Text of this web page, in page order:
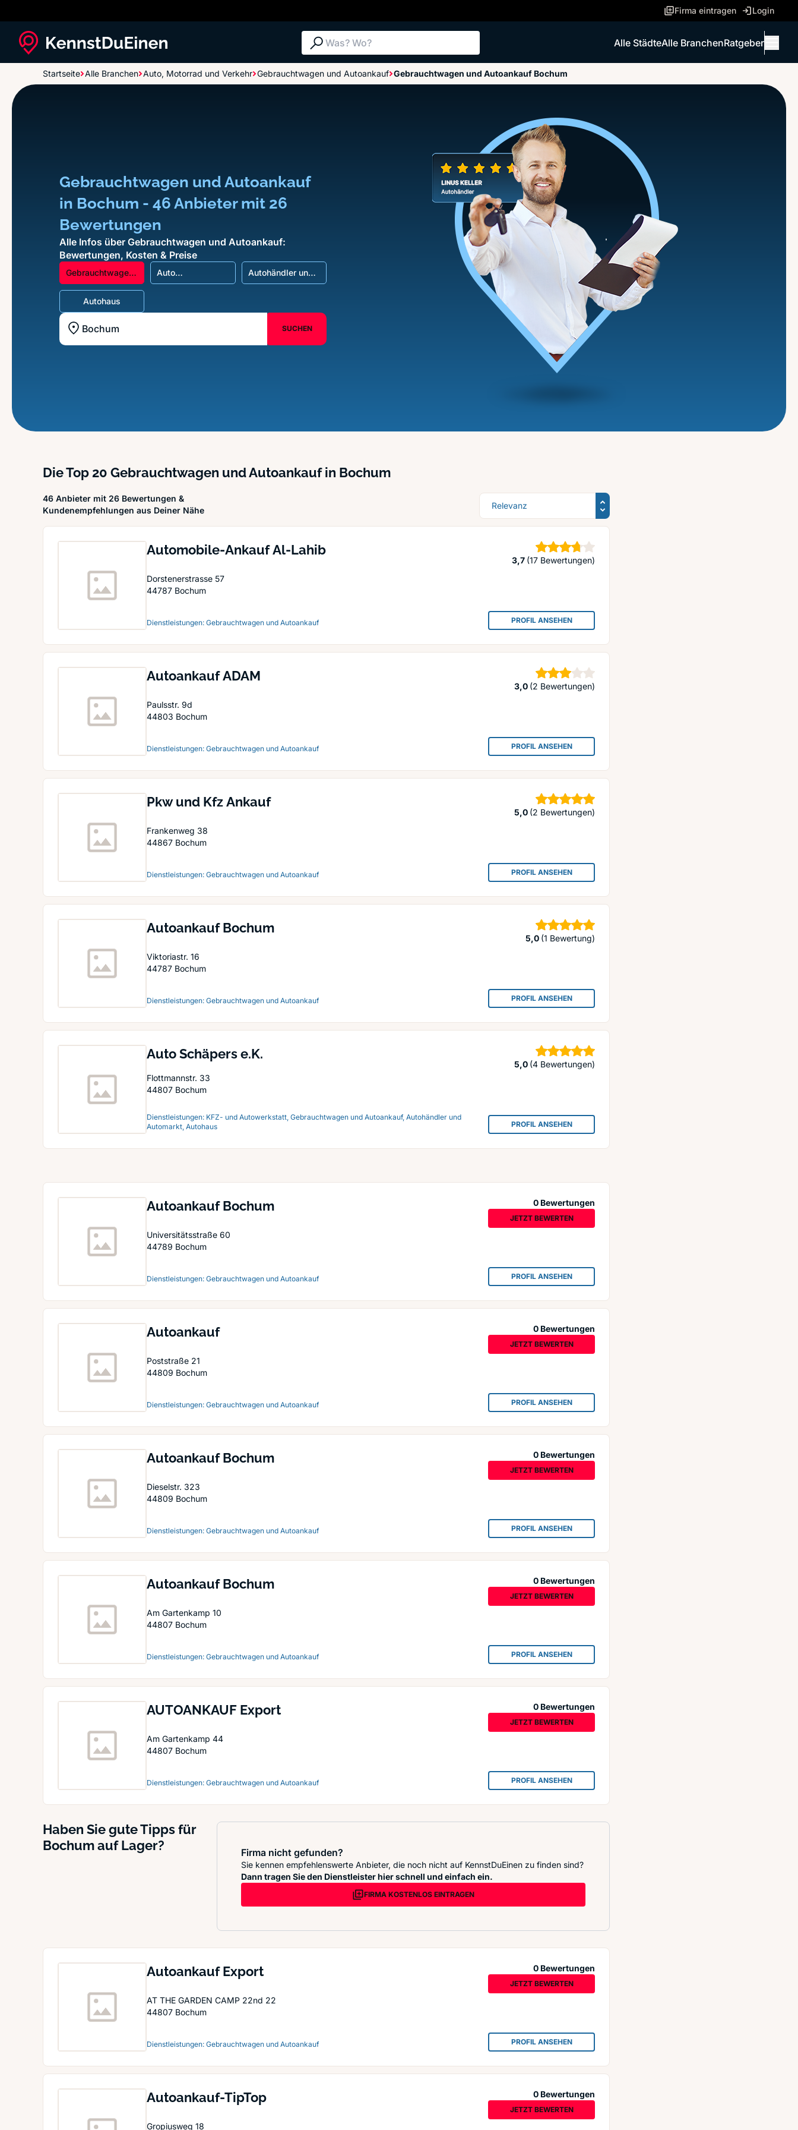
Firma eintragen Login
Suche: Was? Wo?
Alle StädteAlle BranchenRatgeber
Startseite Alle Branchen Auto, Motorrad und Verkehr Gebrauchtwagen und Autoankauf Gebrauchtwagen und Autoankauf Bochum
Gebrauchtwagen und Autoankauf
in Bochum - 46 Anbieter mit 26
Bewertungen
Alle Infos über Gebrauchtwagen und Autoankauf:
Bewertungen, Kosten & Preise
Gebrauchtwagen
und Autoankauf
Auto
Pfandleihhaus
Autohändler und
Automarkt
Autohaus
Standort z.B. Frankfurt am Main
SUCHEN
Die Top 20 Gebrauchtwagen und Autoankauf in Bochum
46 Anbieter mit 26 Bewertungen &
Kundenempfehlungen aus Deiner Nähe
Sortierung
Automobile-Ankauf Al-Lahib
Dorstenerstrasse 57
44787 Bochum
Dienstleistungen: Gebrauchtwagen und Autoankauf
3,7 Sterne
(17 Bewertungen)
PROFIL ANSEHEN: AUTOMOBILE-ANKAUF AL-LAHIB
Autoankauf ADAM
Paulsstr. 9d
44803 Bochum
Dienstleistungen: Gebrauchtwagen und Autoankauf
3,0 Sterne
(2 Bewertungen)
PROFIL ANSEHEN: AUTOANKAUF ADAM
Pkw und Kfz Ankauf
Frankenweg 38
44867 Bochum
Dienstleistungen: Gebrauchtwagen und Autoankauf
5,0 Sterne
(2 Bewertungen)
PROFIL ANSEHEN: PKW UND KFZ ANKAUF
Autoankauf Bochum
Viktoriastr. 16
44787 Bochum
Dienstleistungen: Gebrauchtwagen und Autoankauf
5,0 Sterne
(1 Bewertung)
PROFIL ANSEHEN: AUTOANKAUF BOCHUM
Auto Schäpers e.K.
Flottmannstr. 33
44807 Bochum
Dienstleistungen: KFZ- und Autowerkstatt, Gebrauchtwagen und Autoankauf, Autohändler und
Automarkt, Autohaus
5,0 Sterne
(4 Bewertungen)
PROFIL ANSEHEN: AUTO SCHÄPERS E.K.
Autoankauf Bochum
Universitätsstraße 60
44789 Bochum
Dienstleistungen: Gebrauchtwagen und Autoankauf
0 Bewertungen
JETZT BEWERTEN
PROFIL ANSEHEN: AUTOANKAUF BOCHUM
Autoankauf
Poststraße 21
44809 Bochum
Dienstleistungen: Gebrauchtwagen und Autoankauf
0 Bewertungen
JETZT BEWERTEN
PROFIL ANSEHEN
: AUTOANKAUF
Autoankauf Bochum
Dieselstr. 323
44809 Bochum
Dienstleistungen: Gebrauchtwagen und Autoankauf
0 Bewertungen
JETZT BEWERTEN
PROFIL ANSEHEN: AUTOANKAUF BOCHUM
Autoankauf Bochum
Am Gartenkamp 10
44807 Bochum
Dienstleistungen: Gebrauchtwagen und Autoankauf
0 Bewertungen
JETZT BEWERTEN
PROFIL ANSEHEN: AUTOANKAUF BOCHUM
AUTOANKAUF Export
Am Gartenkamp 44
44807 Bochum
Dienstleistungen: Gebrauchtwagen und Autoankauf
0 Bewertungen
JETZT BEWERTEN
PROFIL ANSEHEN: AUTOANKAUF EXPORT
Haben Sie gute Tipps für
Bochum auf Lager?
Firma nicht gefunden?
Sie kennen empfehlenswerte Anbieter, die noch nicht auf KennstDuEinen zu finden sind?
Dann tragen Sie den Dienstleister hier schnell und einfach ein.
FIRMA KOSTENLOS EINTRAGEN
Autoankauf Export
AT THE GARDEN CAMP 22nd 22
44807 Bochum
Dienstleistungen: Gebrauchtwagen und Autoankauf
0 Bewertungen
JETZT BEWERTEN
PROFIL ANSEHEN: AUTOANKAUF EXPORT
Autoankauf-TipTop
Gropiusweg 18
0 Bewertungen
JETZT BEWERTEN